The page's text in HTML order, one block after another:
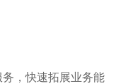
，快速拓展业务能